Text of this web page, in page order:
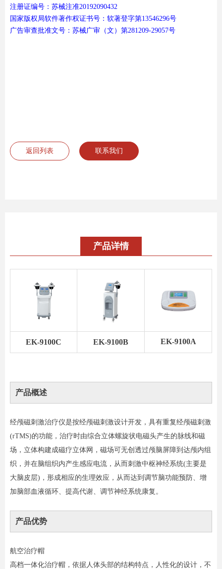
注册证编号：苏械注准20192090432
国家版权局软件著作权证书号：软著登字第13546296号
广告审查批准文号：苏械广审（文）第281209-29057号
返回列表 联系我们
产品详情
EK-9100C EK-9100B EK-9100A
产品概述
经颅磁刺激治疗仪是按经颅磁刺激设计开发，具有重复经颅磁刺激
(rTMS)的功能，治疗时由综合立体螺旋状电磁头产生的脉线和磁
场，立体构建成磁疗立体网，磁场可无创透过颅脑屏障到达颅内组
织，并在脑组织内产生感应电流，从而刺激中枢神经系统(主要是
大脑皮层)，形成相应的生理效应，从而达到调节脑功能预防、增
加脑部血液循环、提高代谢、调节神经系统康复。
产品优势
航空治疗帽
高档一体化治疗帽，依据人体头部的结构特点，人性化的设计，不